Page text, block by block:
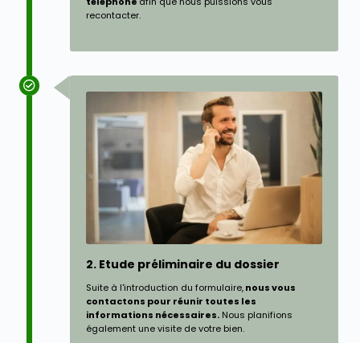
recontacter.
2. Etude préliminaire du dossier
Suite à l'introduction du formulaire,nous vous
contactons pour réunir toutes les
informations nécessaires.Nous planifions
également une visite de votre bien.